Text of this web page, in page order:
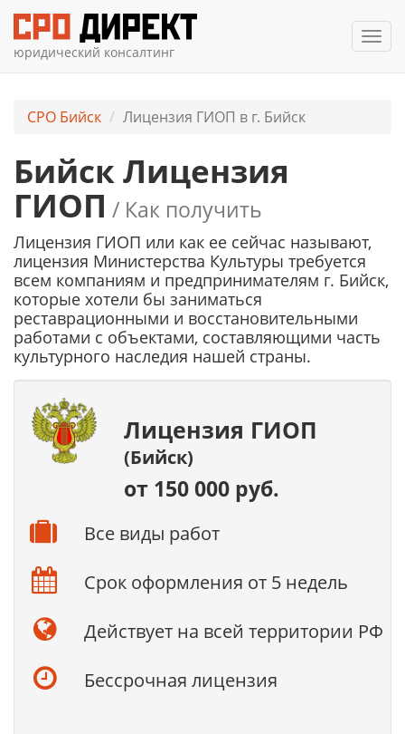
юридический консалтинг
СРО Бийск Лицензия ГИОП в г. Бийск
Бийск Лицензия
ГИОП / Как получить
Лицензия ГИОП или как ее сейчас называют,
лицензия Министерства Культуры требуется
всем компаниям и предпринимателям г. Бийск,
которые хотели бы заниматься
реставрационными и восстановительными
работами с объектами, составляющими часть
культурного наследия нашей страны.
Лицензия ГИОП
(Бийск)
от 150 000 руб.
Все виды работ
Срок оформления от 5 недель
Действует на всей территории РФ
Бессрочная лицензия